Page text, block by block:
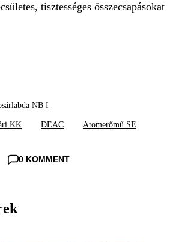
tisztességes összecsapásokat
NB I
KK DEAC Atomerőmű SE
0 KOMMENT